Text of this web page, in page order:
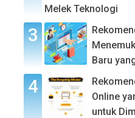
Melek Teknologi
Baru
Online
untuk